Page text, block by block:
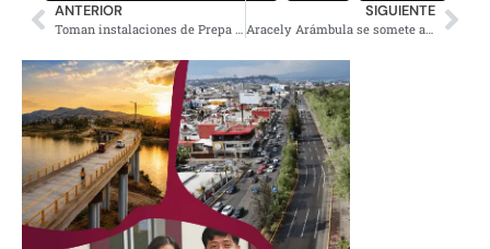
ANTERIOR
Toman instalaciones de Prepa 6, denuncian acoso sexual de profesor
SIGUIENTE
Aracely Arámbula se somete a cirugía para evitar cáncer, le quitan el útero